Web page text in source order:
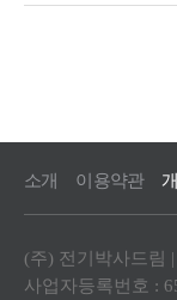
소개 이용약관
(주) 전기박사드림
사업자등록번호 :